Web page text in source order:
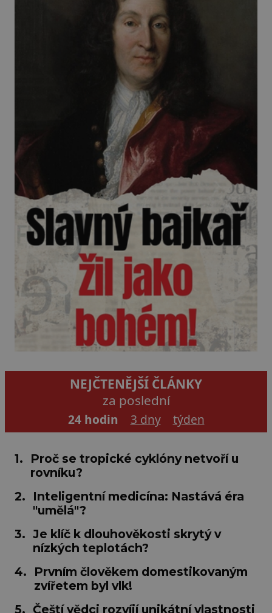
NEJČTENĚJŠÍ ČLÁNKY
za poslední
24 hodin 3 dny týden
1.
Proč se tropické cyklóny netvoří u
rovníku?
2.
Inteligentní medicína: Nastává éra
"umělá"?
3. Je klíč k dlouhověkosti skrytý v
nízkých teplotách?
4.
Prvním člověkem domestikovaným
zvířetem byl vlk!
5. Čeští vědci rozvíjí unikátní vlastnosti